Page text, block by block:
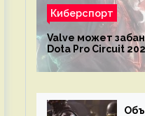
Киберспорт
Valve может
Dota Pro Circuit